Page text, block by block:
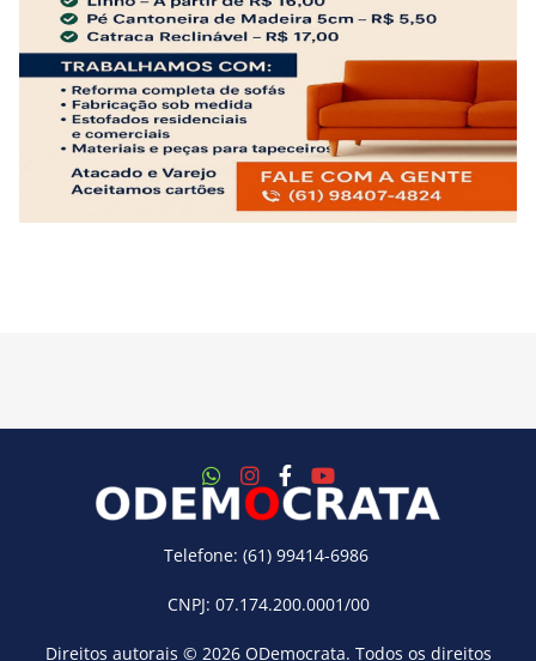
Telefone: (61) 99414-6986
CNPJ: 07.174.200.0001/00
Direitos autorais © 2026 ODemocrata. Todos os direitos